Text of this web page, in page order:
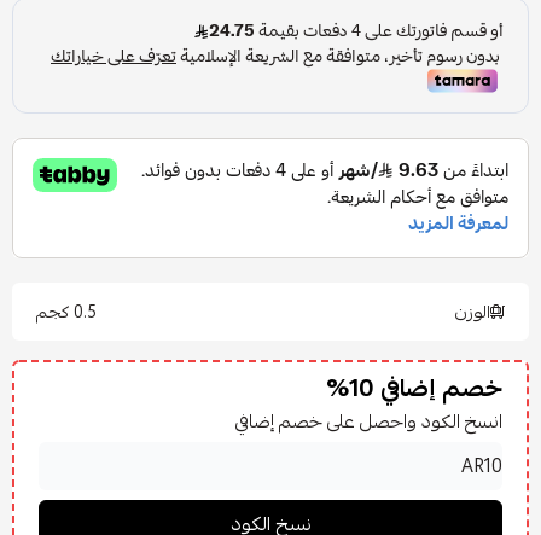
الوزن 0.5 كجم
خصم إضافي 10%
انسخ الكود واحصل على خصم إضافي